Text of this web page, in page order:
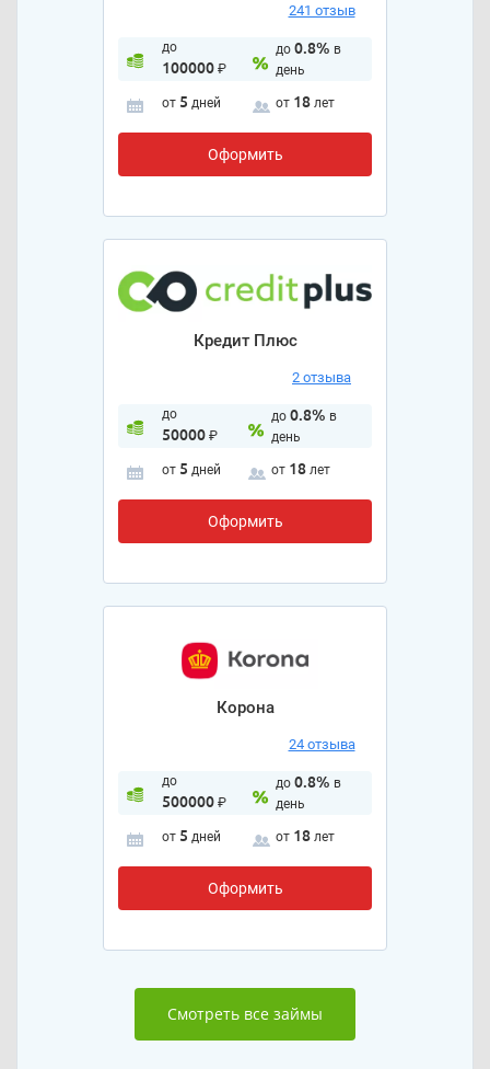
241 отзыв
до
100000₽
до 0.8% в
день
от 5 дней от 18 лет
Оформить
Кредит Плюс
2 отзыва
до
50000₽
до 0.8% в
день
от 5 дней от 18 лет
Оформить
Корона
24 отзыва
до
500000₽
до 0.8% в
день
от 5 дней от 18 лет
Оформить
Смотреть все займы